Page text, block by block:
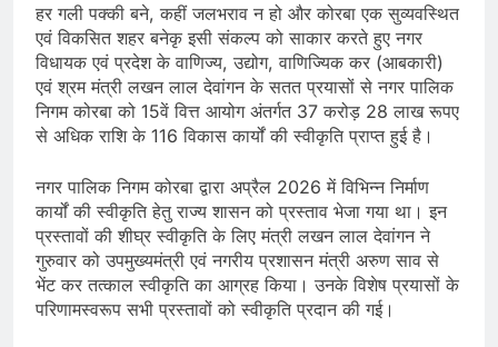
हर गली पक्की बने, कहीं जलभराव न हो और कोरबा एक सुव्यवस्थित
एवं विकसित शहर बनेकृ इसी संकल्प को साकार करते हुए नगर
विधायक एवं प्रदेश के वाणिज्य, उद्योग, वाणिज्यिक कर (आबकारी)
एवं श्रम मंत्री लखन लाल देवांगन के सतत प्रयासों से नगर पालिक
निगम कोरबा को 15वें वित्त आयोग अंतर्गत 37 करोड़ 28 लाख रूपए
से अधिक राशि के 116 विकास कार्यों की स्वीकृति प्राप्त हुई है।
नगर पालिक निगम कोरबा द्वारा अप्रैल 2026 में विभिन्न निर्माण
कार्यों की स्वीकृति हेतु राज्य शासन को प्रस्ताव भेजा गया था। इन
प्रस्तावों की शीघ्र स्वीकृति के लिए मंत्री लखन लाल देवांगन ने
गुरुवार को उपमुख्यमंत्री एवं नगरीय प्रशासन मंत्री अरुण साव से
भेंट कर तत्काल स्वीकृति का आग्रह किया। उनके विशेष प्रयासों के
परिणामस्वरूप सभी प्रस्तावों को स्वीकृति प्रदान की गई।